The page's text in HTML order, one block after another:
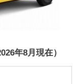
年8月現在）